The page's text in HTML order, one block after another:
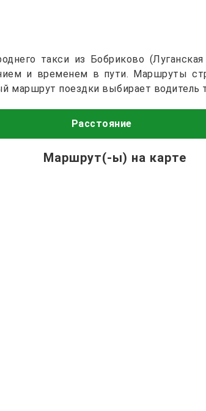
такси из Бобриково
и временем в пути. Маршруты
маршрут поездки выбирает водитель
Расстояние
Маршрут(-ы) на карте